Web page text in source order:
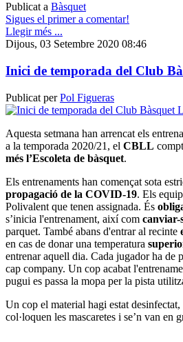
Publicat a Bàsquet
Sigues el primer a comentar!
Llegir més ...
Dijous, 03 Setembre 2020 08:46
Inici de temporada del Club
Publicat perPol Figueras
Aquesta setmana han arrencat els
a la temporada 2020/21, el CBLL
més l’Escoleta de bàsquet.
Els entrenaments han començat sota
propagació de la COVID-19. Els
Polivalent que tenen assignada. És
s’inicia l'entrenament, així com canviar-
parquet. També abans d'entrar al recinte
en cas de donar una temperatura
entrenar aquell dia. Cada jugador ha de
cap company. Un cop acabat
pugui es passa la mopa per la pista
Un cop el material hagi estat
col·loquen les mascaretes i se’n van en